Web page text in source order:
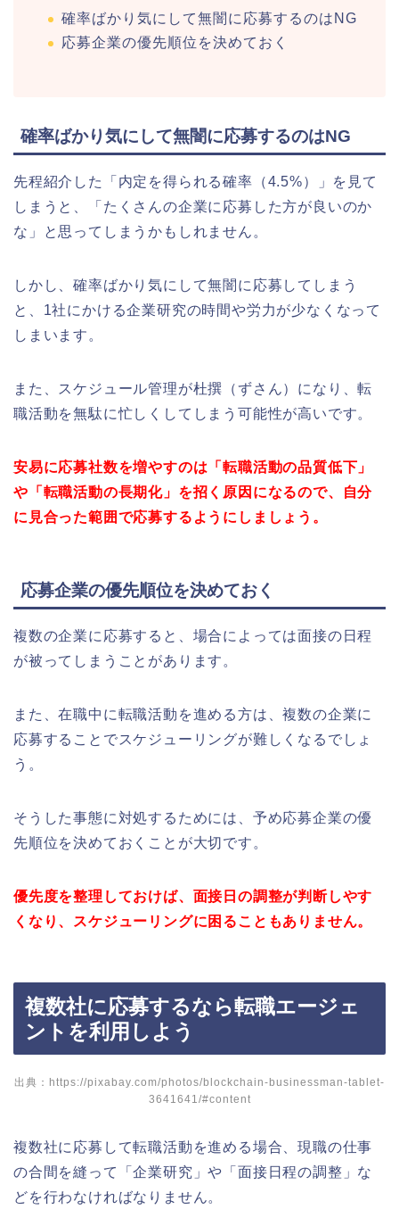
確率ばかり気にして無闇に応募するのはNG
応募企業の優先順位を決めておく
確率ばかり気にして無闇に応募するのはNG
先程紹介した「内定を得られる確率（4.5%）」を見て
しまうと、「たくさんの企業に応募した方が良いのか
な」と思ってしまうかもしれません。
しかし、確率ばかり気にして無闇に応募してしまう
と、1社にかける企業研究の時間や労力が少なくなって
しまいます。
また、スケジュール管理が杜撰（ずさん）になり、転
職活動を無駄に忙しくしてしまう可能性が高いです。
安易に応募社数を増やすのは「転職活動の品質低下」
や「転職活動の長期化」を招く原因になるので、自分
に見合った範囲で応募するようにしましょう。
応募企業の優先順位を決めておく
複数の企業に応募すると、場合によっては面接の日程
が被ってしまうことがあります。
また、在職中に転職活動を進める方は、複数の企業に
応募することでスケジューリングが難しくなるでしょ
う。
そうした事態に対処するためには、予め応募企業の優
先順位を決めておくことが大切です。
優先度を整理しておけば、面接日の調整が判断しやす
くなり、スケジューリングに困ることもありません。
複数社に応募するなら転職エージェ
ントを利用しよう
出典：https://pixabay.com/photos/blockchain-businessman-tablet-
3641641/#content
複数社に応募して転職活動を進める場合、現職の仕事
の合間を縫って「企業研究」や「面接日程の調整」な
どを行わなければなりません。